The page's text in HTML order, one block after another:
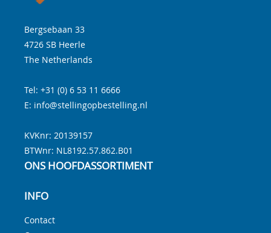
Bergsebaan 33
4726 SB Heerle
The Netherlands
Tel: +31 (0) 6 53 11 6666
E: info@stellingopbestelling.nl
KVKnr: 20139157
BTWnr: NL8192.57.862.B01
ONS HOOFDASSORTIMENT
INFO
Contact